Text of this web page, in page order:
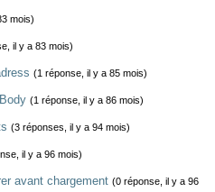
mois)
il y a 83 mois)
(1 réponse, il y a 85 mois)
(1 réponse, il y a 86 mois)
(3 réponses, il y a 94 mois)
il y a 96 mois)
avant chargement (0 réponse, il y a 96